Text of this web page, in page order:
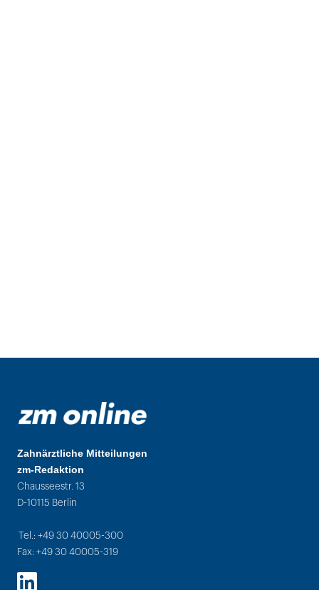
Zahnärztliche Mitteilungen
zm-Redaktion
Chausseestr. 13
D-10115 Berlin
Tel.: +49 30 40005-300
Fax: +49 30 40005-319